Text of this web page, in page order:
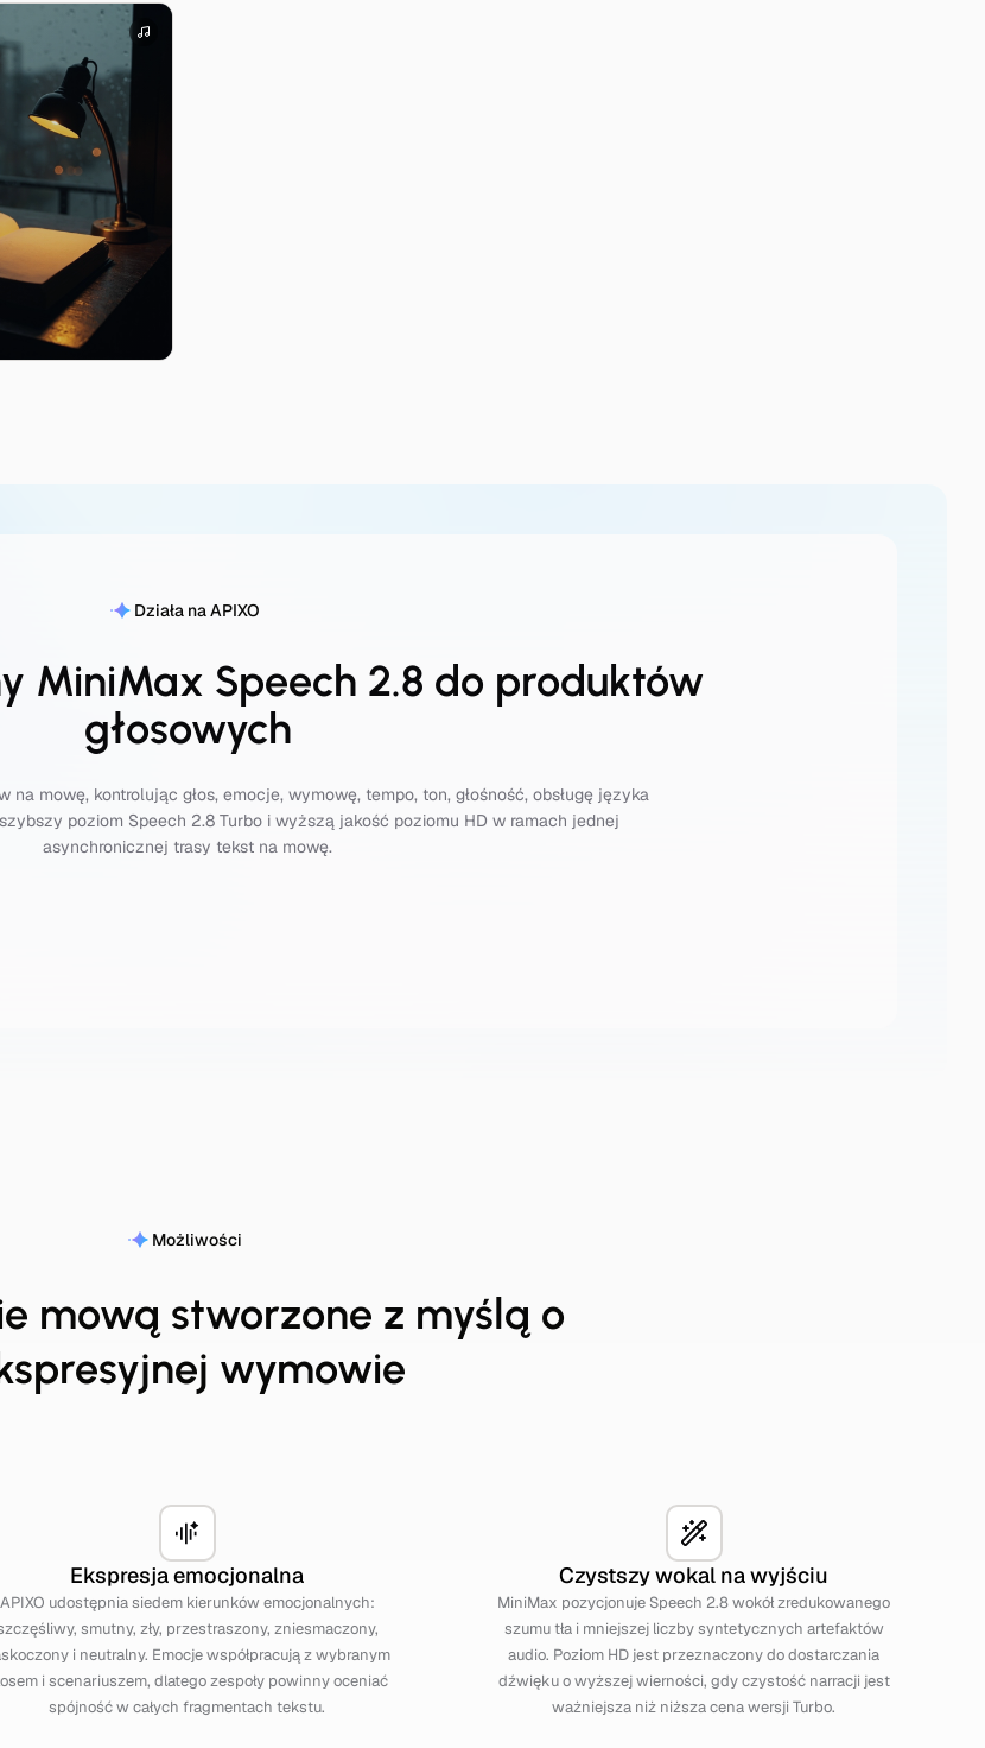
Działa na APIXO
MiniMax Speech 2.8 do produktów
głosowych
mowę, kontrolując głos, emocje, wymowę, tempo, ton, głośność, obsługę języka
poziom Speech 2.8 Turbo i wyższą jakość poziomu HD w ramach jednej
asynchronicznej trasy tekst na mowę.
Możliwości
mową stworzone z myślą o
wymowie
Ekspresja emocjonalna
APIXO udostępnia siedem kierunków emocjonalnych:
smutny, zły, przestraszony, zniesmaczony,
i neutralny. Emocje współpracują z wybranym
i scenariuszem, dlatego zespoły powinny oceniać
spójność w całych fragmentach tekstu.
Czystszy wokal na wyjściu
MiniMax pozycjonuje Speech 2.8 wokół zredukowanego
szumu tła i mniejszej liczby syntetycznych artefaktów
audio. Poziom HD jest przeznaczony do dostarczania
dźwięku o wyższej wierności, gdy czystość narracji jest
ważniejsza niż niższa cena wersji Turbo.